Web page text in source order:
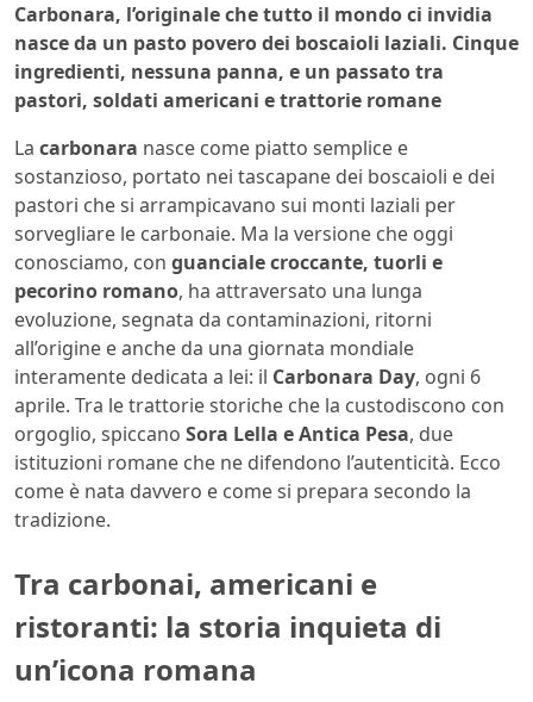
Carbonara, l’originale che tutto il mondo ci invidia
nasce da un pasto povero dei boscaioli laziali. Cinque
ingredienti, nessuna panna, e un passato tra
pastori, soldati americani e trattorie romane
La carbonara nasce come piatto semplice e
sostanzioso, portato nei tascapane dei boscaioli e dei
pastori che si arrampicavano sui monti laziali per
sorvegliare le carbonaie. Ma la versione che oggi
conosciamo, con guanciale croccante, tuorli e
pecorino romano, ha attraversato una lunga
evoluzione, segnata da contaminazioni, ritorni
all’origine e anche da una giornata mondiale
interamente dedicata a lei: il Carbonara Day, ogni 6
aprile. Tra le trattorie storiche che la custodiscono con
orgoglio, spiccano Sora Lella e Antica Pesa, due
istituzioni romane che ne difendono l’autenticità. Ecco
come è nata davvero e come si prepara secondo la
tradizione.
Tra carbonai, americani e
ristoranti: la storia inquieta di
un’icona romana